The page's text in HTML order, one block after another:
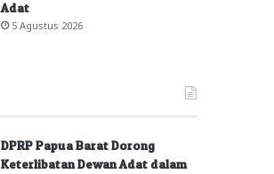
Adat
5 Agustus 2026
DPRP Papua Barat Dorong
Keterlibatan Dewan Adat dalam